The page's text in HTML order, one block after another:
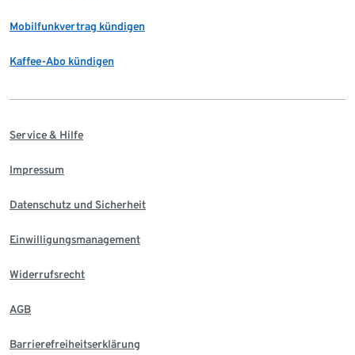
Mobilfunkvertrag kündigen
Kaffee-Abo kündigen
Service & Hilfe
Impressum
Datenschutz und Sicherheit
Einwilligungsmanagement
Widerrufsrecht
AGB
Barrierefreiheitserklärung